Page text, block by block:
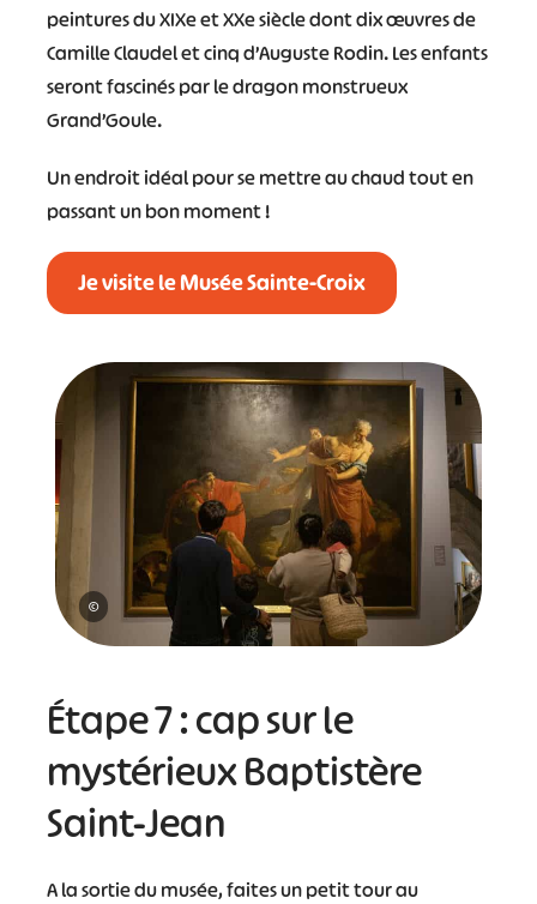
peintures du XIXe et XXe siècle dont dix œuvres de
Camille Claudel et cinq d’Auguste Rodin. Les enfants
seront fascinés par le dragon monstrueux
Grand’Goule.
Un endroit idéal pour se mettre au chaud tout en
passant un bon moment !
Je visite le Musée Sainte-Croix
©
Étape 7 : cap sur le
mystérieux Baptistère
Saint-Jean
A la sortie du musée, faites un petit tour au